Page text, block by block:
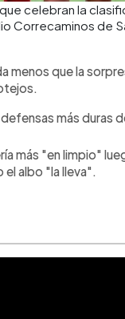
celebran la
Correcaminos de
menos que la
más duras
más "en limpio"
albo "la lleva".